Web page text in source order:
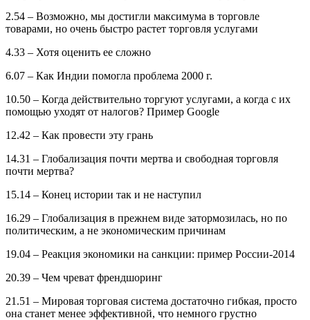
2.54 – Возможно, мы достигли максимума в торговле
товарами, но очень быстро растет торговля услугами
4.33 – Хотя оценить ее сложно
6.07 – Как Индии помогла проблема 2000 г.
10.50 – Когда действительно торгуют услугами, а когда с их
помощью уходят от налогов? Пример Google
12.42 – Как провести эту грань
14.31 – Глобализация почти мертва и свободная торговля
почти мертва?
15.14 – Конец истории так и не наступил
16.29 – Глобализация в прежнем виде затормозилась, но по
политическим, а не экономическим причинам
19.04 – Реакция экономики на санкции: пример России-2014
20.39 – Чем чреват френдшоринг
21.51 – Мировая торговая система достаточно гибкая, просто
она станет менее эффективной, что немного грустно